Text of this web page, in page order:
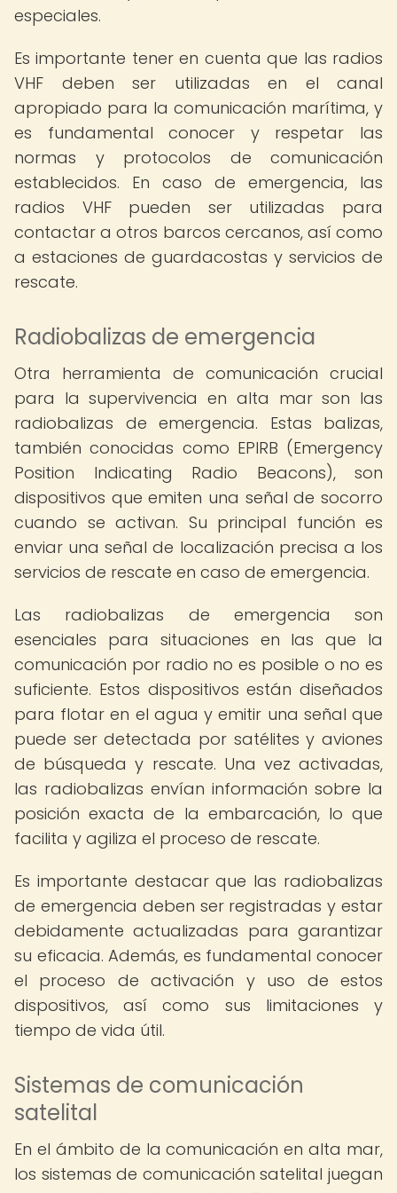
especiales.
Es importante tener en cuenta que las radios
VHF deben ser utilizadas en el canal
apropiado para la comunicación marítima, y
es fundamental conocer y respetar las
normas y protocolos de comunicación
establecidos. En caso de emergencia, las
radios VHF pueden ser utilizadas para
contactar a otros barcos cercanos, así como
a estaciones de guardacostas y servicios de
rescate.
Radiobalizas de emergencia
Otra herramienta de comunicación crucial
para la supervivencia en alta mar son las
radiobalizas de emergencia. Estas balizas,
también conocidas como EPIRB (Emergency
Position Indicating Radio Beacons), son
dispositivos que emiten una señal de socorro
cuando se activan. Su principal función es
enviar una señal de localización precisa a los
servicios de rescate en caso de emergencia.
Las radiobalizas de emergencia son
esenciales para situaciones en las que la
comunicación por radio no es posible o no es
suficiente. Estos dispositivos están diseñados
para flotar en el agua y emitir una señal que
puede ser detectada por satélites y aviones
de búsqueda y rescate. Una vez activadas,
las radiobalizas envían información sobre la
posición exacta de la embarcación, lo que
facilita y agiliza el proceso de rescate.
Es importante destacar que las radiobalizas
de emergencia deben ser registradas y estar
debidamente actualizadas para garantizar
su eficacia. Además, es fundamental conocer
el proceso de activación y uso de estos
dispositivos, así como sus limitaciones y
tiempo de vida útil.
Sistemas de comunicación
satelital
En el ámbito de la comunicación en alta mar,
los sistemas de comunicación satelital juegan